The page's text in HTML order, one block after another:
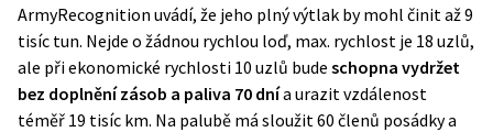
ArmyRecognition uvádí, že jeho plný výtlak by mohl činit až 9
tisíc tun. Nejde o žádnou rychlou loď, max. rychlost je 18 uzlů,
ale při ekonomické rychlosti 10 uzlů bude schopna vydržet
bez doplnění zásob a paliva 70 dnía urazit vzdálenost
téměř 19 tisíc km. Na palubě má sloužit 60 členů posádky a